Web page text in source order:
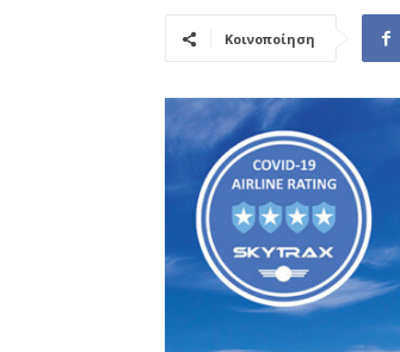
Κοινοποίηση